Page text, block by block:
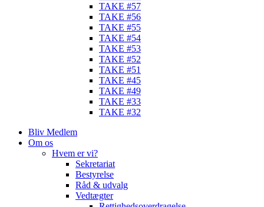
TAKE #57
TAKE #56
TAKE #55
TAKE #54
TAKE #53
TAKE #52
TAKE #51
TAKE #45
TAKE #49
TAKE #33
TAKE #32
Bliv Medlem
Om os
Hvem er vi?
Sekretariat
Bestyrelse
Råd & udvalg
Vedtægter